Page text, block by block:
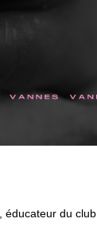
, éducateur du club.